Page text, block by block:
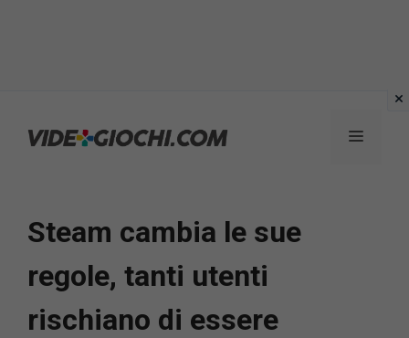
Menu
Steam cambia le sue
regole, tanti utenti
rischiano di essere